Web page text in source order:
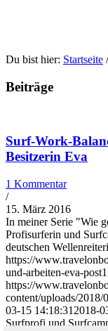
Du bist hier: Startseite /
Beiträge
Surf-Work-
Besitzerin Eva
1 Kommentar
/
15. März 2016
In meiner Serie "Wie
Profisurferin und
deutschen
https://
und-arbeiten-eva-
https://
content/uploads/
03-15 14:18:31 2018-
Surfprofi und